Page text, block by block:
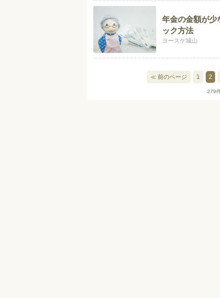
年金の金額が少
ック方法
ヨースケ城山
≪ 前のページ 1 2
279